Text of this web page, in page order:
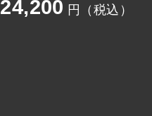
24,200 円（税込）